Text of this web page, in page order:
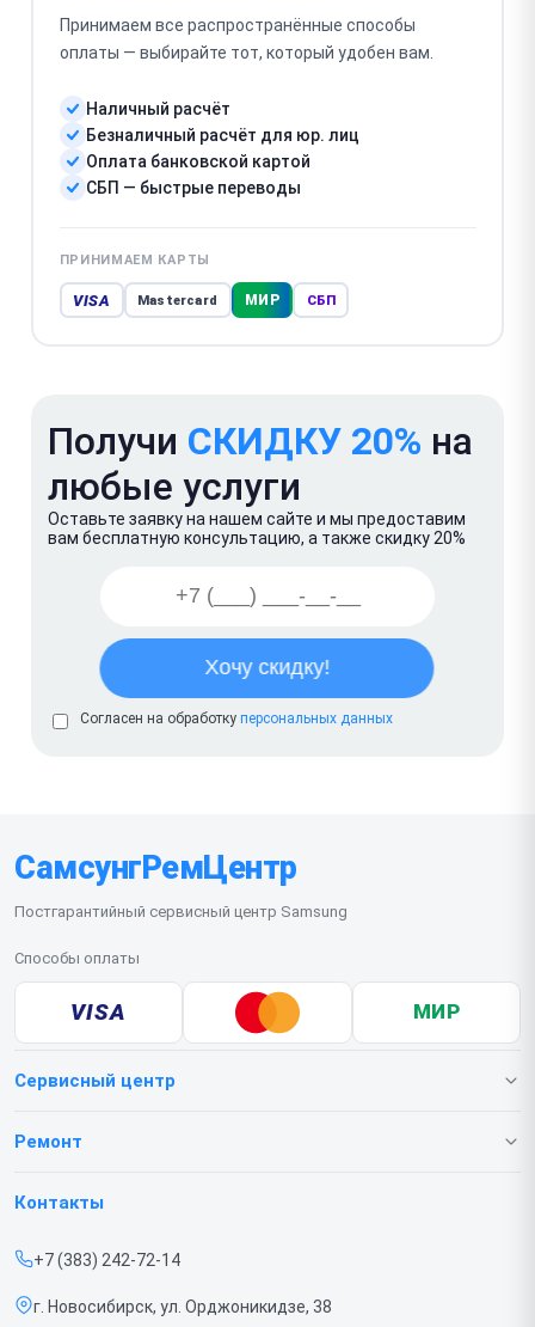
Принимаем все распространённые способы
оплаты — выбирайте тот, который удобен вам.
Наличный расчёт
Безналичный расчёт для юр. лиц
Оплата банковской картой
СБП — быстрые переводы
ПРИНИМАЕМ КАРТЫ
VISA Mastercard МИР СБП
Получи СКИДКУ 20% на
любые услуги
Оставьте заявку на нашем сайте и мы предоставим
вам бесплатную консультацию, а также скидку 20%
Согласен на обработку персональных данных
СамсунгРемЦентр
Постгарантийный сервисный центр Samsung
Способы оплаты
VISA МИР
Сервисный центр
О нашем сервисе
Срочный ремонт
Доставка и способы оплаты
Ремонт
Телефонов
Контакты
+7 (383) 242-72-14
г. Новосибирск, ул. Орджоникидзе, 38